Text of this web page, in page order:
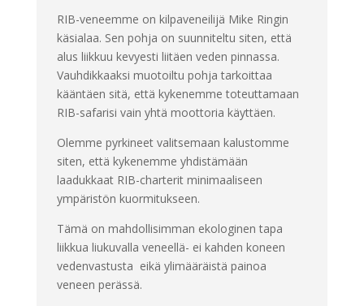
RIB-veneemme on kilpaveneilijä Mike Ringin
käsialaa. Sen pohja on suunniteltu siten, että
alus liikkuu kevyesti liitäen veden pinnassa.
Vauhdikkaaksi muotoiltu pohja tarkoittaa
kääntäen sitä, että kykenemme toteuttamaan
RIB-safarisi vain yhtä moottoria käyttäen.
Olemme pyrkineet valitsemaan kalustomme
siten, että kykenemme yhdistämään
laadukkaat RIB-charterit minimaaliseen
ympäristön kuormitukseen.
Tämä on mahdollisimman ekologinen tapa
liikkua liukuvalla veneellä- ei kahden koneen
vedenvastusta eikä ylimääräistä painoa
veneen perässä.